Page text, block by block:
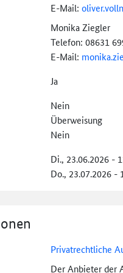
E-Mail:
Monika Ziegler
Telefon: 08631
E-Mail:
Ja
Nein
Überweisung
Nein
Di., 23.06.2026 -
Do., 23.07.2026 -
Privatrechtliche
Der Anbieter der